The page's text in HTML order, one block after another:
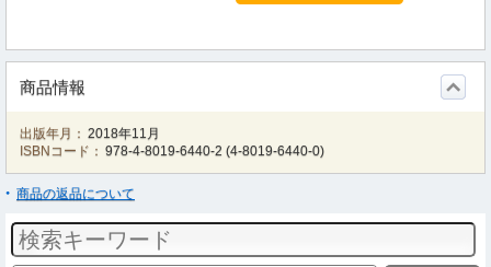
商品情報
出版年月： 2018年11月
ISBNコード： 978-4-8019-6440-2 (4-8019-6440-0)
商品の返品について